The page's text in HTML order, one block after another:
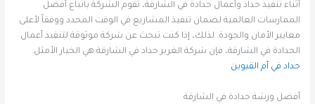
أثناء تنفيذ حداد وأعمال حدادة في الشارقة، تقوم الشركة باتباع أفضل
الممارسات العالمية لضمان تنفيذ المشاريع في الوقت المحدد ووفقاً لأعلى
معايير الأمان والجودة. لذلك، إذا كنت تبحث عن شركة موثوقة لتنفيذ أعمال
الحدادة في الشارقة، فإن شركة الغرير حداد في الشارقة هي الخيار الأمثل.
حداد في أم القيوين
أفضل ورشة حدادة في الشارقة